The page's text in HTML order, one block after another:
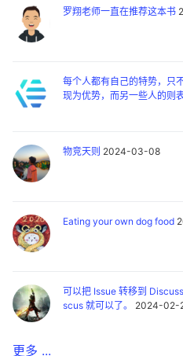
罗翔老师一直在推荐这本书
每个人都有自己的特势，只
现为优势，而另一些人的则
物竞天则 2024-03-08
Eating your own dog food
可以把 Issue 转移到
scus 就可以了。
2024-02-
更多 ...